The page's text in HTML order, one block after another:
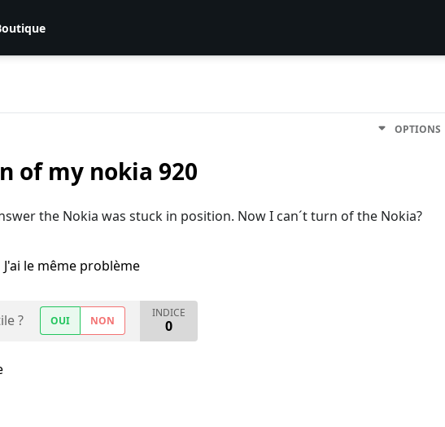
OPTIONS
of my nokia 920
the Nokia was stuck in position. Now I can´t turn of the Nokia?
J'ai le même problème
? OUI NON
INDICE
0